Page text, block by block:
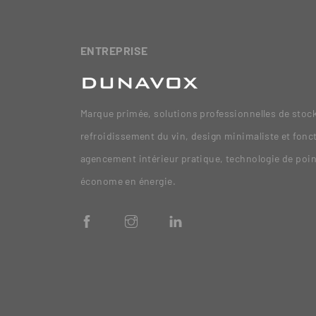
ENTREPRISE
Marque primée, solutions professionnelles de
refroidissement du vin, design minimaliste et
agencement intérieur pratique, technologie de
économe en énergie.